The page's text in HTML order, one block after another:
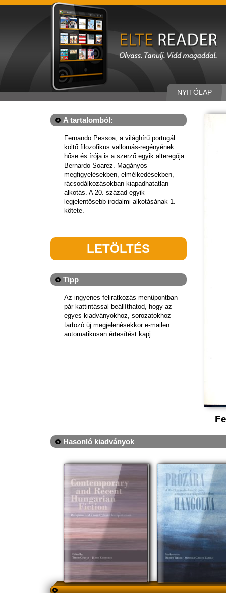
NYITÓLAP
A tartalomból:
Fernando Pessoa, a világhírű portugál
költő filozofikus vallomás-regényének
hőse és írója is a szerző egyik alteregója:
Bernardo Soarez. Magányos
megfigyelésekben, elmélkedésekben,
rácsodálkozásokban kiapadhatatlan
alkotás. A 20. század egyik
legjelentősebb irodalmi alkotásának 1.
kötete.
LETÖLTÉS
Tipp
Az ingyenes feliratkozás menüpontban
pár kattintással beállíthatod, hogy az
egyes kiadványokhoz, sorozatokhoz
tartozó új megjelenésekkor e-mailen
automatikusan értesítést kapj.
Hasonló kiadványok